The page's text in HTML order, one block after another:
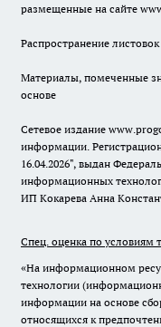
размещенные на сайте
Распространение
Материалы, помеченные
основе
Сетевое издание
информации.
16.04.2026", выдан
информационных
ИП Кокарева Анна
Спец. оценка по условиям
«На информационном
технологии
информации на основе
относящихся к